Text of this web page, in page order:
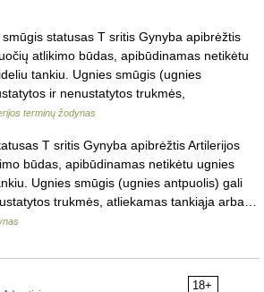
statusas T sritis Gynyba apibrėžtis
atlikimo būdas, apibūdinamas netikėtu
tankiu. Ugnies smūgis (ugnies
ir nenustatytos trukmės,
terminų žodynas
T sritis Gynyba apibrėžtis Artilerijos
būdas, apibūdinamas netikėtu ugnies
Ugnies smūgis (ugnies antpuolis) gali
trukmės, atliekamas tankiąja arba…
18+